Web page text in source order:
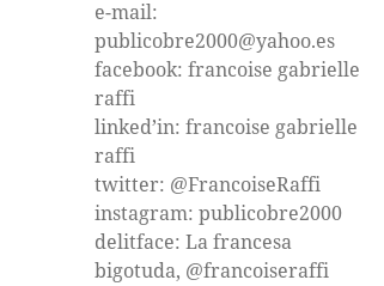
e-mail:
publicobre2000@yahoo.es
facebook: francoise gabrielle
raffi
linked’in: francoise gabrielle
raffi
twitter: @FrancoiseRaffi
instagram: publicobre2000
delitface: La francesa
bigotuda, @francoiseraffi